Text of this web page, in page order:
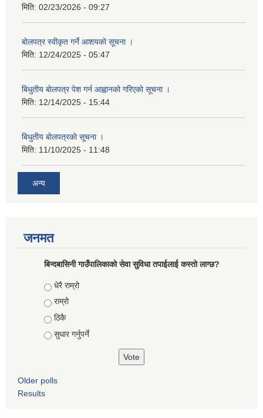
मिति: 02/23/2026 - 09:27
बाेलपत्र स्वीकृत गर्ने आशयकाे सूचना ।
मिति: 12/24/2025 - 05:47
बिधुतीय बाेलपत्र पेश गर्न आह्वानको गरिएकाे सूचना ।
मिति: 12/14/2025 - 15:44
बिधुतीय बाेलपत्रकाे सूचना ।
मिति: 11/10/2025 - 11:48
अन्य
जनमत
बिन्दबासिनी गाउँपालिकाको सेवा सुविधा तपाईलाई कस्तो लाग्छ?
Choices
धेरै राम्रो
राम्रो
ठिकै
सुधार गर्नुपर्ने
Older polls
Results